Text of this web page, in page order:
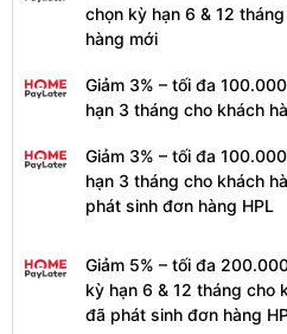
chọn kỳ hạn 6 & 12
hàng mới
Giảm 3% – tối đa
hạn 3 tháng cho khách
Giảm 3% – tối đa
hạn 3 tháng cho khách
phát sinh đơn hàng HPL
Giảm 5% – tối đa
kỳ hạn 6 & 12 tháng cho
đã phát sinh đơn hàng